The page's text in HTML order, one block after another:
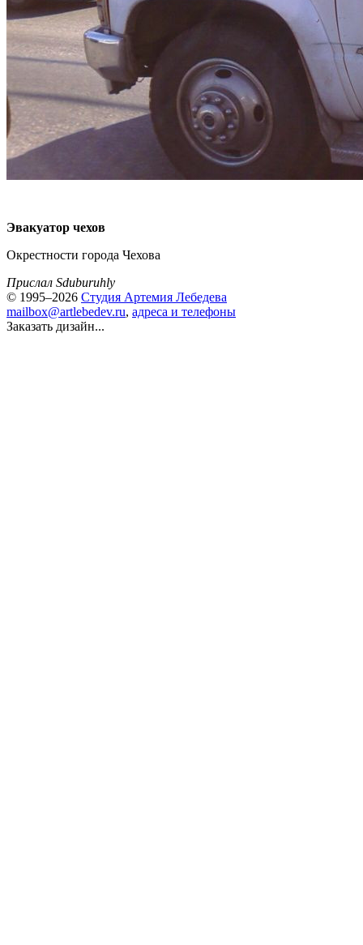
Эвакуатор чехов
Окрестности города Чехова
Прислал Sduburuhly
© 1995–2026 Студия Артемия Лебедева
mailbox@artlebedev.ru, адреса и телефоны
Заказать дизайн...